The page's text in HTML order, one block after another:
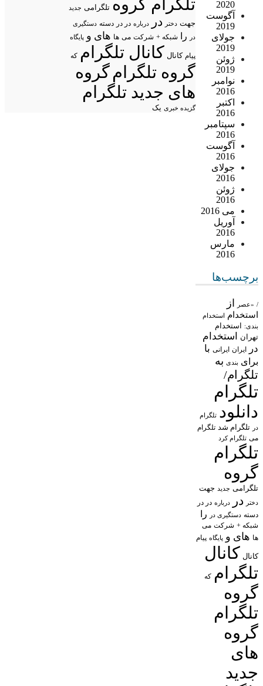
2020
آگوست
2019
جولای
2019
ژوئن
2019
نوامبر
2016
اکتبر
2016
سپتامبر
2016
آگوست
2016
جولای
2016
ژوئن
2016
می 2016
آوریل
2016
مارس
2016
برچسب‌ها
/ «عصر از
استخدام استخدام
بندی: استخدام
تهران
استخدام
در
ایران ایرانی با
برای بندی به
تلگرام/
تلگرام
دانلود تلگرام
در تلگرام شد تلگرام
می تلگرام کرد
تلگرام
گروه
تلگرامی جدید جهت
دختر در درباره در در
دسته دستگیری در را
شبکه + شرکت می
ها های و پایگاه پیام
کانال کانال
تلگرام که
گروه
تلگرام
گروه
های
جدید
تلگرام گروه تلگرامی جدید
جهت دختر در درباره در در دسته دستگیری
در
را شبکه + شرکت می ها های و پایگاه
پیام کانال کانال تلگرام که
گروه تلگرامگروه
های جدید تلگرام
گزیده خبری یک